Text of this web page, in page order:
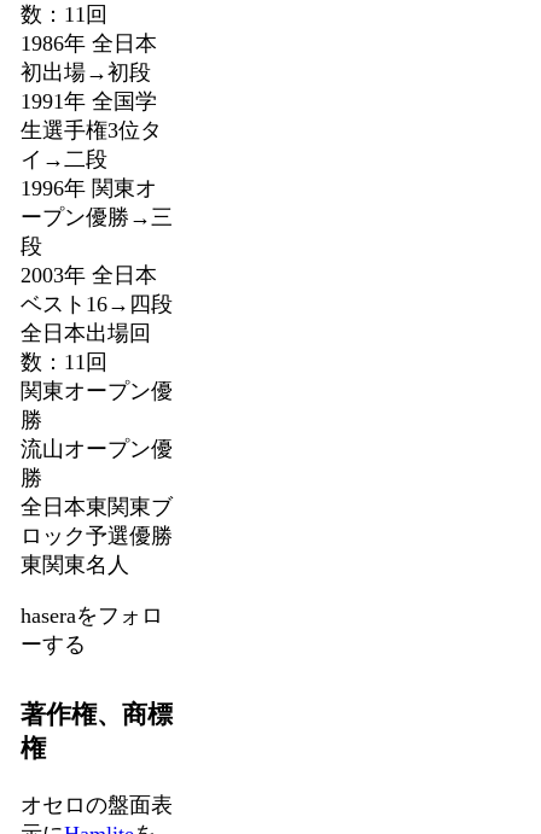
数：11回
1986年 全日本
初出場→初段
1991年 全国学
生選手権3位タ
イ→二段
1996年 関東オ
ープン優勝→三
段
2003年 全日本
ベスト16→四段
全日本出場回
数：11回
関東オープン優
勝
流山オープン優
勝
全日本東関東ブ
ロック予選優勝
東関東名人
haseraをフォロ
ーする
著作権、商標
権
オセロの盤面表